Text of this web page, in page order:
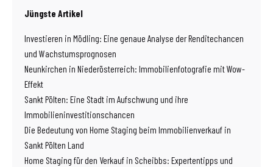
Jüngste Artikel
Investieren in Mödling: Eine genaue Analyse der Renditechancen
und Wachstumsprognosen
Neunkirchen in Niederösterreich: Immobilienfotografie mit Wow-
Effekt
Sankt Pölten: Eine Stadt im Aufschwung und ihre
Immobilieninvestitionschancen
Die Bedeutung von Home Staging beim Immobilienverkauf in
Sankt Pölten Land
Home Staging für den Verkauf in Scheibbs: Expertentipps und